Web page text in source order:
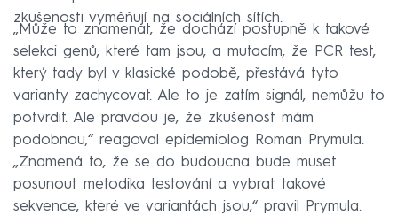
zkušenosti vyměňují na sociálních sítích.
„Může to znamenat, že dochází postupně k takové
selekci genů, které tam jsou, a mutacím, že PCR test,
který tady byl v klasické podobě, přestává tyto
varianty zachycovat. Ale to je zatím signál, nemůžu to
potvrdit. Ale pravdou je, že zkušenost mám
podobnou,“ reagoval epidemiolog Roman Prymula.
„Znamená to, že se do budoucna bude muset
posunout metodika testování a vybrat takové
sekvence, které ve variantách jsou,“ pravil Prymula.